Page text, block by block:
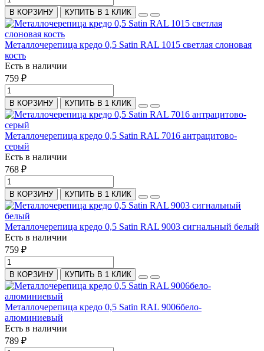
В КОРЗИНУ КУПИТЬ В 1 КЛИК
Металлочерепица кредо 0,5 Satin RAL 1015 светлая слоновая
кость
Есть в наличии
759 ₽
В КОРЗИНУ КУПИТЬ В 1 КЛИК
Металлочерепица кредо 0,5 Satin RAL 7016 антрацитово-
серый
Есть в наличии
768 ₽
В КОРЗИНУ КУПИТЬ В 1 КЛИК
Металлочерепица кредо 0,5 Satin RAL 9003 сигнальный белый
Есть в наличии
759 ₽
В КОРЗИНУ КУПИТЬ В 1 КЛИК
Металлочерепица кредо 0,5 Satin RAL 9006бело-
алюминиевый
Есть в наличии
789 ₽